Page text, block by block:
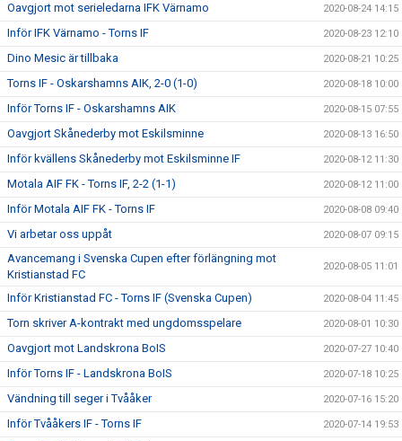
Oavgjort mot serieledarna IFK Värnamo 2020-08-24 14:15
Inför IFK Värnamo - Torns IF 2020-08-23 12:10
Dino Mesic är tillbaka 2020-08-21 10:25
Torns IF - Oskarshamns AIK, 2-0 (1-0) 2020-08-18 10:00
Inför Torns IF - Oskarshamns AIK 2020-08-15 07:55
Oavgjort Skånederby mot Eskilsminne 2020-08-13 16:50
Inför kvällens Skånederby mot Eskilsminne IF 2020-08-12 11:30
Motala AIF FK - Torns IF, 2-2 (1-1) 2020-08-12 11:00
Inför Motala AIF FK - Torns IF 2020-08-08 09:40
Vi arbetar oss uppåt 2020-08-07 09:15
Avancemang i Svenska Cupen efter förlängning mot
Kristianstad FC
2020-08-05 11:01
Inför Kristianstad FC - Torns IF (Svenska Cupen) 2020-08-04 11:45
Torn skriver A-kontrakt med ungdomsspelare 2020-08-01 10:30
Oavgjort mot Landskrona BoIS 2020-07-27 10:40
Inför Torns IF - Landskrona BoIS 2020-07-18 10:25
Vändning till seger i Tvååker 2020-07-16 15:20
Inför Tvååkers IF - Torns IF 2020-07-14 19:53